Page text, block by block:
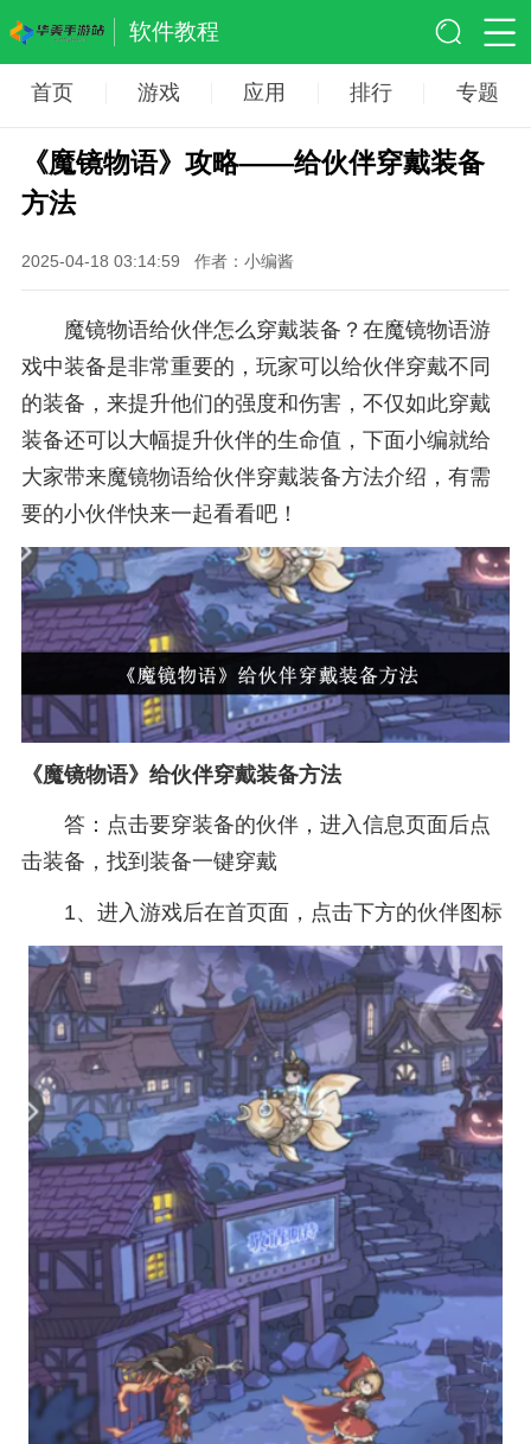
软件教程
首页 游戏 应用 排行 专题
《魔镜物语》攻略——给伙伴穿戴装备
方法
2025-04-18 03:14:59 作者：小编酱
魔镜物语给伙伴怎么穿戴装备？在魔镜物语游
戏中装备是非常重要的，玩家可以给伙伴穿戴不同
的装备，来提升他们的强度和伤害，不仅如此穿戴
装备还可以大幅提升伙伴的生命值，下面小编就给
大家带来魔镜物语给伙伴穿戴装备方法介绍，有需
要的小伙伴快来一起看看吧！
《魔镜物语》给伙伴穿戴装备方法
答：点击要穿装备的伙伴，进入信息页面后点
击装备，找到装备一键穿戴
1、进入游戏后在首页面，点击下方的伙伴图标